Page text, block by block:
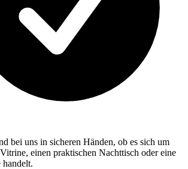
bei uns in sicheren Händen, ob es sich um
einen praktischen Nachttisch oder eine
handelt.